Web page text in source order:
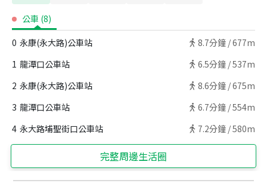
公車 (8)
0 永康(永大路)公車站 8.7分鐘 /677m
1 龍潭口公車站 6.5分鐘 /537m
2 永康(永大路)公車站 8.6分鐘 /675m
3 龍潭口公車站 6.7分鐘 /554m
4 永大路埔聖街口公車站 7.2分鐘 /580m
完整周邊生活圈